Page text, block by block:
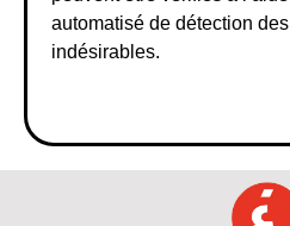
automatisé de détection
indésirables.